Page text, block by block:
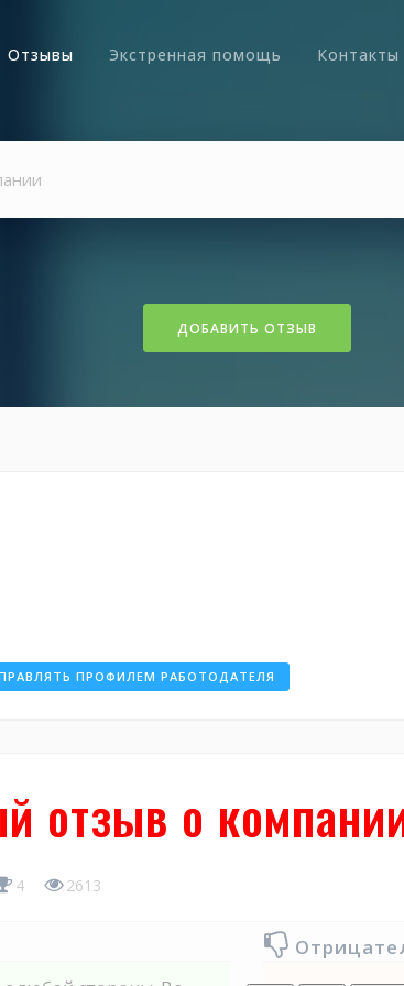
Отзывы Экстренная помощь Контакты
ДОБАВИТЬ ОТЗЫВ
ПРОФИЛЕМ РАБОТОДАТЕЛЯ
отзыв о
4 2613